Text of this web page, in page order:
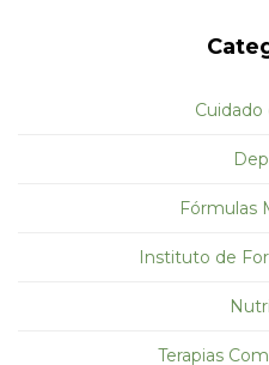
Cuidado
Fórmulas
Instituto de
Terapias